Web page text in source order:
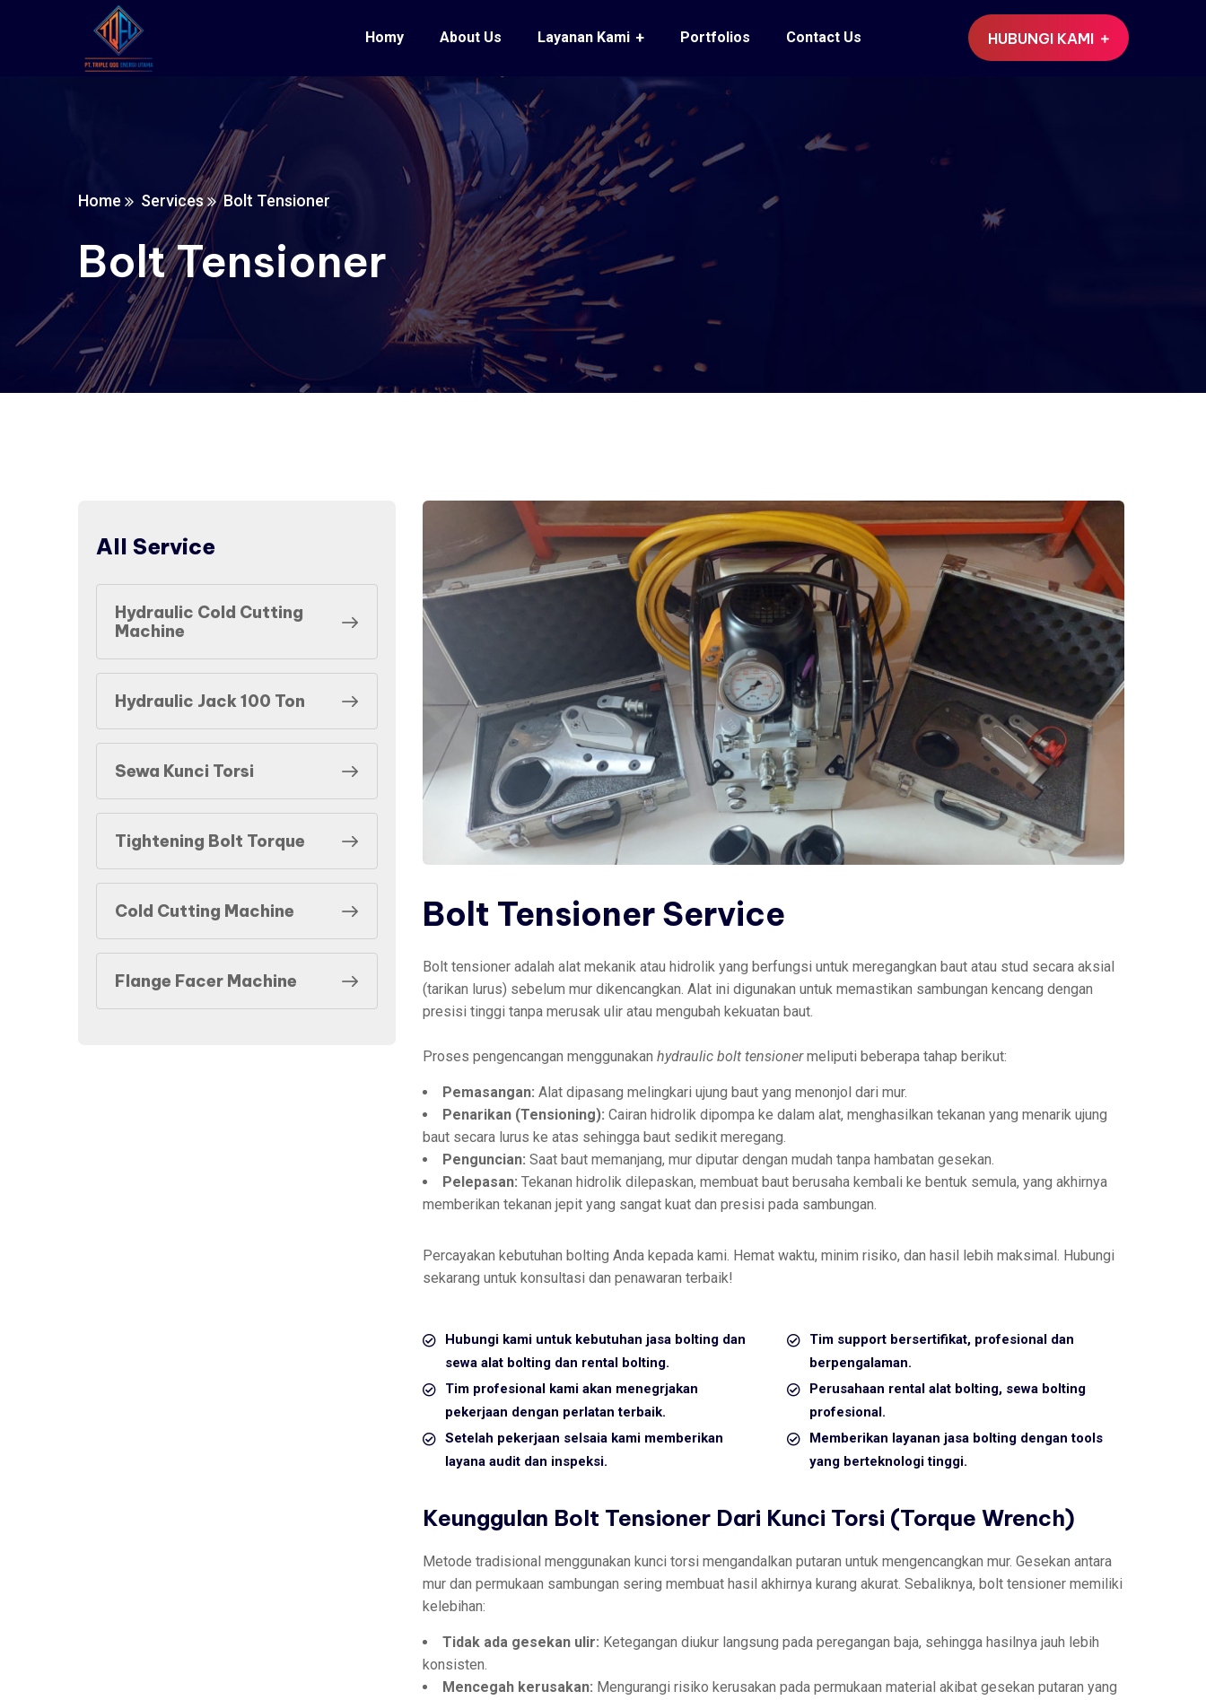
Homy About Us Layanan Kami Portfolios Contact Us HUBUNGI KAMI
Home Services Bolt Tensioner
Bolt Tensioner
All Service
Hydraulic Cold Cutting
Machine
Hydraulic Jack 100 Ton
Sewa Kunci Torsi
Tightening Bolt Torque
Cold Cutting Machine
Flange Facer Machine
Bolt Tensioner Service
Bolt tensioner adalah alat mekanik atau hidrolik yang berfungsi untuk meregangkan baut atau stud secara aksial
(tarikan lurus) sebelum mur dikencangkan. Alat ini digunakan untuk memastikan sambungan kencang dengan
presisi tinggi tanpa merusak ulir atau mengubah kekuatan baut.
Proses pengencangan menggunakan hydraulic bolt tensionermeliputi beberapa tahap berikut:
Pemasangan: Alat dipasang melingkari ujung baut yang menonjol dari mur.
Penarikan (Tensioning): Cairan hidrolik dipompa ke dalam alat, menghasilkan tekanan yang menarik ujung
baut secara lurus ke atas sehingga baut sedikit meregang.
Penguncian: Saat baut memanjang, mur diputar dengan mudah tanpa hambatan gesekan.
Pelepasan: Tekanan hidrolik dilepaskan, membuat baut berusaha kembali ke bentuk semula, yang akhirnya
memberikan tekanan jepit yang sangat kuat dan presisi pada sambungan.
Percayakan kebutuhan bolting Anda kepada kami. Hemat waktu, minim risiko, dan hasil lebih maksimal. Hubungi
sekarang untuk konsultasi dan penawaran terbaik!
Hubungi kami untuk kebutuhan jasa bolting dan
sewa alat bolting dan rental bolting.
Tim profesional kami akan menegrjakan
pekerjaan dengan perlatan terbaik.
Setelah pekerjaan selsaia kami memberikan
layana audit dan inspeksi.
Tim support bersertifikat, profesional dan
berpengalaman.
Perusahaan rental alat bolting, sewa bolting
profesional.
Memberikan layanan jasa bolting dengan tools
yang berteknologi tinggi.
Keunggulan Bolt Tensioner Dari Kunci Torsi (Torque Wrench)
Metode tradisional menggunakan kunci torsi mengandalkan putaran untuk mengencangkan mur. Gesekan antara
mur dan permukaan sambungan sering membuat hasil akhirnya kurang akurat. Sebaliknya, bolt tensioner memiliki
kelebihan:
Tidak ada gesekan ulir: Ketegangan diukur langsung pada peregangan baja, sehingga hasilnya jauh lebih
konsisten.
Mencegah kerusakan: Mengurangi risiko kerusakan pada permukaan material akibat gesekan putaran yang